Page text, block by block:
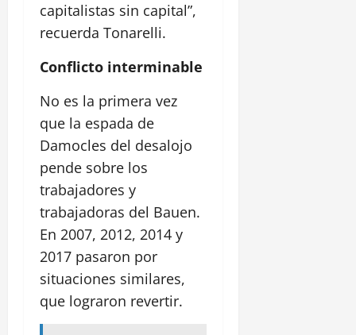
capitalistas sin capital”,
recuerda Tonarelli.
Conflicto interminable
No es la primera vez
que la espada de
Damocles del desalojo
pende sobre los
trabajadores y
trabajadoras del Bauen.
En 2007, 2012, 2014 y
2017 pasaron por
situaciones similares,
que lograron revertir.